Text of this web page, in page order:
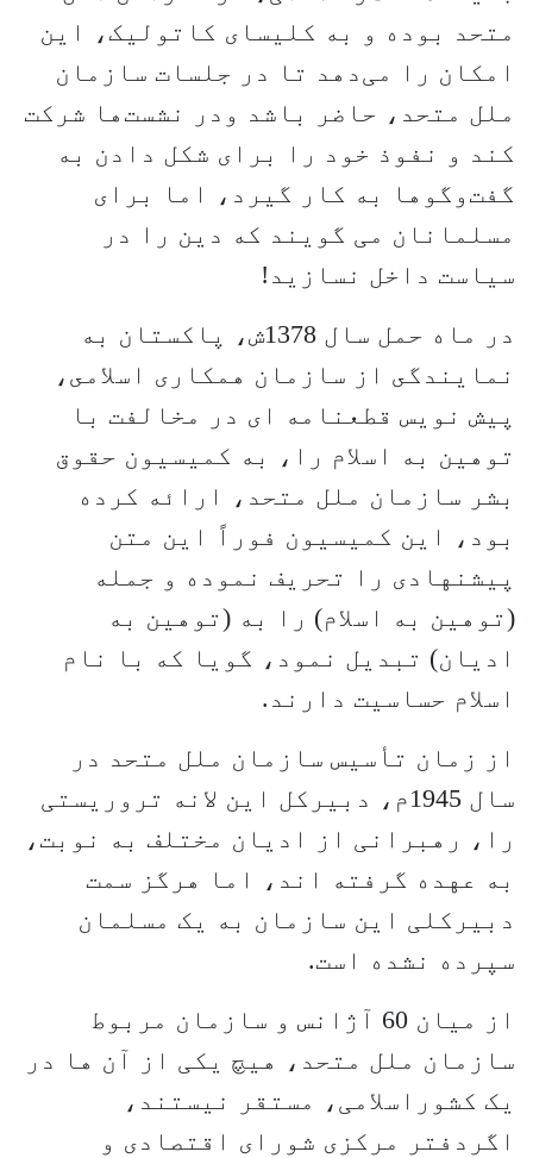
متحد بوده و به کلیسای کاتولیک، این
امکان را می‌دهد تا در جلسات سازمان
ملل متحد، حاضر باشد ودر نشست‌ها شرکت
کند و نفوذ خود را برای شکل دادن به
گفت‌وگوها به کار گیرد، اما برای
مسلمانان می گویند که دین را در
سیاست داخل نسازید!
در ماه حمل سال 1378ش، پاكستان به
نمايندگى از سازمان همكارى اسلامى،
پيش نويس قطعنامه اى در مخالفت با
توهين به اسلام را، به كميسيون حقوق
بشر سازمان ملل متحد، ارائه كرده
بود، اين كميسيون فوراً این متن
پيشنهادى را تحریف نموده و جمله
(توهين به اسلام) را به (توهين به
اديان) تبديل نمود، گویا که با نام
اسلام حساسیت دارند.
از زمان تأسیس سازمان ملل متحد در
سال 1945م، دبیرکل این لانه تروریستی
را، رهبرانی از ادیان مختلف به نوبت،
به عهده گرفته اند، اما هرگز سمت
دبیرکلی این سازمان به یک مسلمان
سپرده نشده است.
از میان 60 آژانس و سازمان مربوط
سازمان ملل متحد، هیچ یکی از آن ها در
یک کشوراسلامی، مستقر نیستند،
اگردفتر مرکزی شورای اقتصادی و